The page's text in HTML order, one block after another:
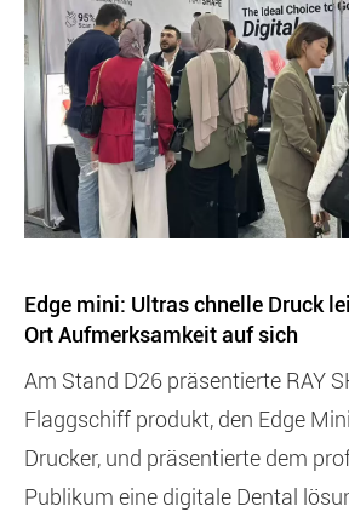
Edge mini: Ultras chnelle Druck
Ort Aufmerksamkeit auf sich
Am Stand D26 präsentierte RAY
Flaggschiff produkt, den Edge
Drucker, und präsentierte dem
Publikum eine digitale Dental